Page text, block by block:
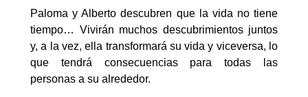
Paloma y Alberto descubren que la vida no tiene
tiempo… Vivirán muchos descubrimientos juntos
y, a la vez, ella transformará su vida y viceversa, lo
que tendrá consecuencias para todas las
personas a su alrededor.